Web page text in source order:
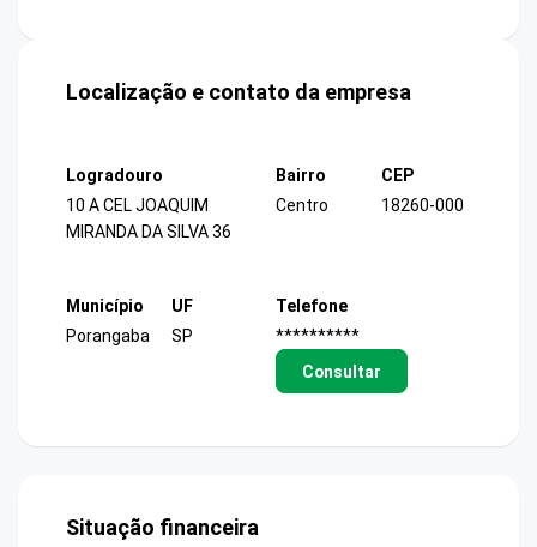
Localização e contato da empresa
Logradouro
10 A CEL JOAQUIM
MIRANDA DA SILVA 36
Bairro
Centro
CEP
18260-000
Município
Porangaba
UF
SP
Telefone
**********
Consultar
Situação financeira